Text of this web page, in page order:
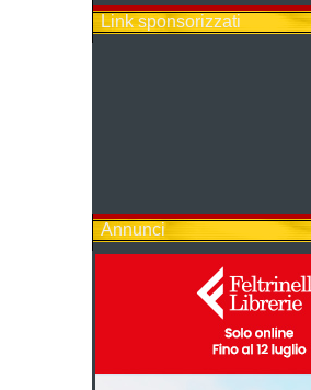
Link sponsorizzati
Annunci